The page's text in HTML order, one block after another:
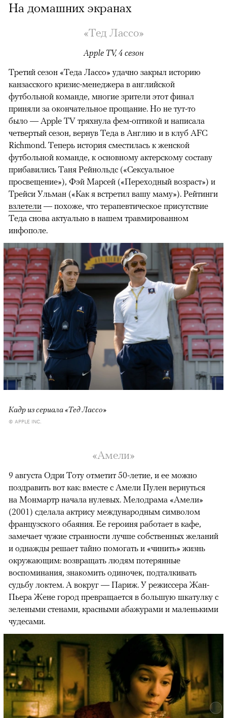
На домашних экранах
«Тед Лассо»
Apple TV, 4 сезон
00:00 / 00:00
Третий сезон «Теда Лассо» удачно закрыл историю
канзасского кризис-менеджера в английской
футбольной команде, многие зрители этот финал
приняли за окончательное прощание. Но не тут-то
было — Apple TV тряхнула фем-оптикой и написала
четвертый сезон, вернув Теда в Англию и в клуб AFC
Richmond. Теперь история сместилась к женской
футбольной команде, к основному актерскому составу
прибавились Таня Рейнольдс («Сексуальное
просвещение»), Фэй Марсей («Переходный возраст») и
Трейси Ульман («Как я встретил вашу маму»). Рейтинги
взлетели — похоже, что терапевтическое присутствие
Теда снова актуально в нашем травмированном
инфополе.
Кадр из сериала «Тед Лассо»
© APPLE INC.
«Амели»
9 августа Одри Тоту отметит 50-летие, и ее можно
поздравить вот как: вместе с Амели Пулен вернуться
на Монмартр начала нулевых. Мелодрама «Амели»
(2001) сделала актрису международным символом
французского обаяния. Ее героиня работает в кафе,
замечает чужие странности лучше собственных желаний
и однажды решает тайно помогать и «чинить» жизнь
окружающим: возвращать людям потерянные
воспоминания, знакомить одиночек, подталкивать
судьбу локтем. А вокруг — Париж. У режиссера Жан-
Пьера Жене город превращается в большую шкатулку с
зелеными стенами, красными абажурами и маленькими
чудесами.